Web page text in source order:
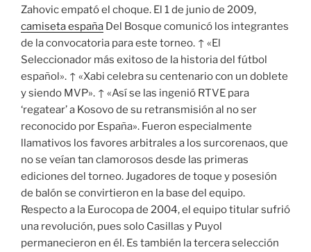
Zahovic empató el choque. El 1 de junio de 2009,
camiseta españa Del Bosque comunicó los integrantes
de la convocatoria para este torneo. ↑ «El
Seleccionador más exitoso de la historia del fútbol
español». ↑ «Xabi celebra su centenario con un doblete
y siendo MVP». ↑ «Así se las ingenió RTVE para
‘regatear’ a Kosovo de su retransmisión al no ser
reconocido por España». Fueron especialmente
llamativos los favores arbitrales a los surcorenaos, que
no se veían tan clamorosos desde las primeras
ediciones del torneo. Jugadores de toque y posesión
de balón se convirtieron en la base del equipo.
Respecto a la Eurocopa de 2004, el equipo titular sufrió
una revolución, pues solo Casillas y Puyol
permanecieron en él. Es también la tercera selección